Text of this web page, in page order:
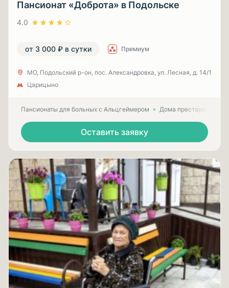
Пансионат «Доброта» в Подольске
4.0
от 3 000 ₽ в сутки Премиум
МО, Подольский р-он, пос. Александровка, ул. Лесная, д. 14/1
Царицыно
Пансионаты для больных с Альцгеймером Дома престарелых
Оставить заявку